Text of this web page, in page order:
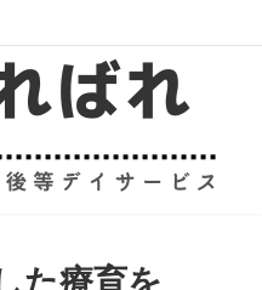
た療育を